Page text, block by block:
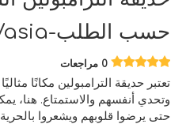
حسب الطلب-Vasia
0 مراجعات
تعتبر حديقة الترامبولين مكانًا
وتحدي أنفسهم والاستمتاع. هنا،
حتى يرضوا قلوبهم ويشعروا بالحرية